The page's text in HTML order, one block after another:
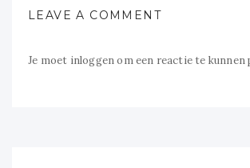
LEAVE A COMMENT
Je moet inloggenom een reactie te kunnen